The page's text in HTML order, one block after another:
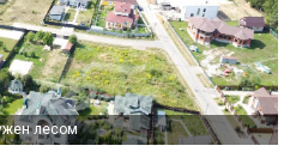
лесом